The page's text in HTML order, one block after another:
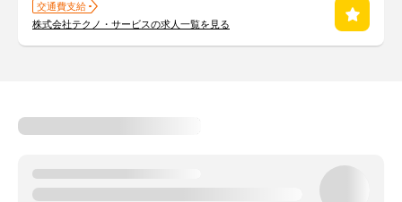
交通費支給
株式会社テクノ・サービスの求人一覧を見る